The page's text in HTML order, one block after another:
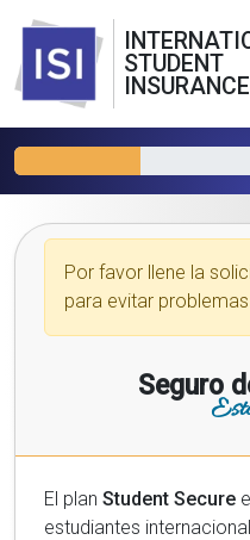
STUDENT
INSURANCE
Por favor llene la
para evitar
Seguro
El plan Student Secure
estudiantes internacionales.